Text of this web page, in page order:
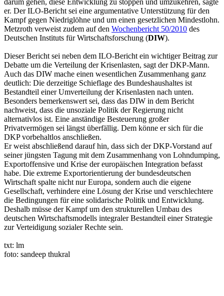
er. Der ILO-Bericht sei eine argumentative Unterstützung für den
Kampf gegen Niedriglöhne und um einen gesetzlichen Mindestlohn.
Metzroth verweist zudem auf den Wochenbericht 50/2010 des
Deutschen Instituts für Wirtschaftsforschung (DIW).
Dieser Bericht sei neben dem ILO-Bericht ein wichtiger Beitrag zur
Debatte um die Verteilung der Krisenlasten, sagt der DKP-Mann.
Auch das DIW mache einen wesentlichen Zusammenhang ganz
deutlich: Die derzeitige Schieflage des Bundeshaushaltes ist
Bestandteil einer Umverteilung der Krisenlasten nach unten.
Besonders bemerkenswert sei, dass das DIW in dem Bericht
nachweist, dass die unsoziale Politik der Regierung nicht
alternativlos ist. Eine anständige Besteuerung großer
Privatvermögen sei längst überfällig. Dem könne er sich für die
DKP vorbehaltlos anschließen.
Er weist abschließend darauf hin, dass sich der DKP-Vorstand auf
seiner jüngsten Tagung mit dem Zusammenhang von Lohndumping,
Exportoffensive und Krise der europäischen Integration befasst
habe. Die extreme Exportorientierung der bundesdeutschen
Wirtschaft spalte nicht nur Europa, sondern auch die eigene
Gesellschaft, verhindere eine Lösung der Krise und verschlechtere
die Bedingungen für eine solidarische Politik und Entwicklung.
Deshalb müsse der Kampf um den strukturellen Umbau des
deutschen Wirtschaftsmodells integraler Bestandteil einer Strategie
zur Verteidigung sozialer Rechte sein.
txt: lm
foto: sandeep thukral